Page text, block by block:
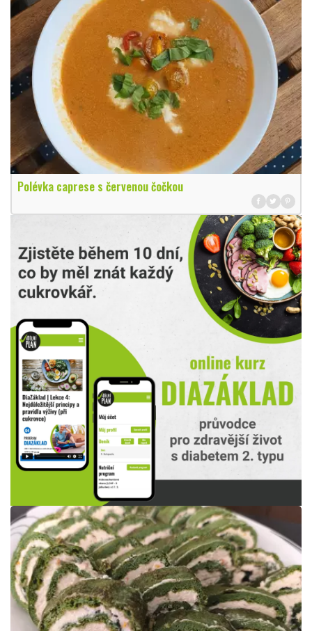
Polévka caprese s červenou čočkou